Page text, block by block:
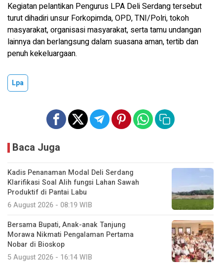
Kegiatan pelantikan Pengurus LPA Deli Serdang tersebut
turut dihadiri unsur Forkopimda, OPD, TNI/Polri, tokoh
masyarakat, organisasi masyarakat, serta tamu undangan
lainnya dan berlangsung dalam suasana aman, tertib dan
penuh kekeluargaan.
Lpa
Baca Juga
Kadis Penanaman Modal Deli Serdang
Klarifikasi Soal Alih fungsi Lahan Sawah
Produktif di Pantai Labu
6 August 2026 - 08:19 WIB
Bersama Bupati, Anak-anak Tanjung
Morawa Nikmati Pengalaman Pertama
Nobar di Bioskop
5 August 2026 - 16:14 WIB